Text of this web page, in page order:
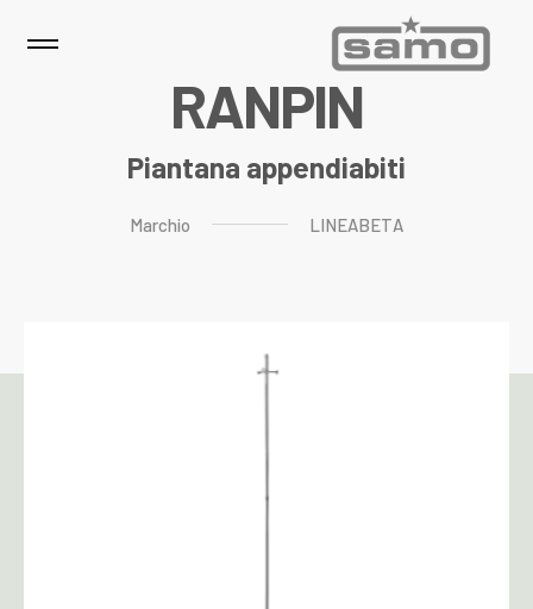
RANPIN
Piantana appendiabiti
Marchio LINEABETA